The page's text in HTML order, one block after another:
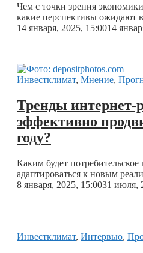
Чем с точки зрения
какие перспективы ожидают
14 января, 2025, 15:0014
Инвестклимат, Мнение,
Тренды
эффективно
году?
Каким будет
адаптироваться к новым
8 января, 2025, 15:0031 июля,
Инвестклимат, Интервью,